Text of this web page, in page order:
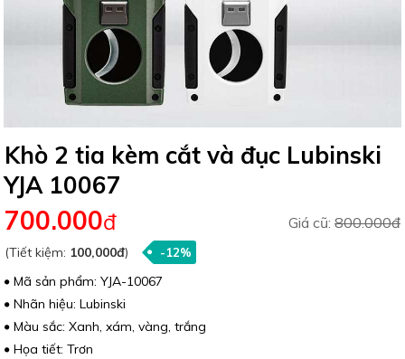
Khò 2 tia kèm cắt và đục Lubinski
YJA 10067
Giá cũ: 800.000đ
700.000đ
(Tiết kiệm: 100,000đ) -12%
Mã sản phẩm: YJA-10067
Nhãn hiệu: Lubinski
Màu sắc: Xanh, xám, vàng, trắng
Họa tiết: Trơn